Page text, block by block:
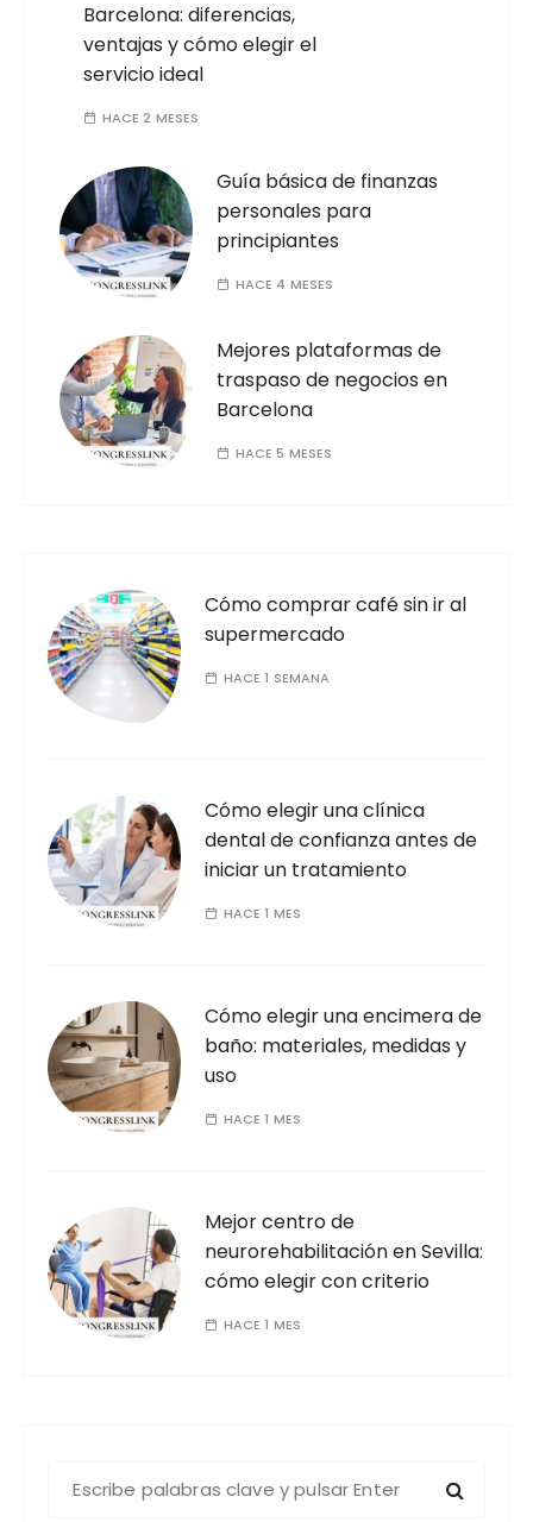
Barcelona: diferencias,
ventajas y cómo elegir el
servicio ideal
HACE 2 MESES
Guía básica de finanzas
personales para
principiantes
HACE 4 MESES
Mejores plataformas de
traspaso de negocios en
Barcelona
HACE 5 MESES
Cómo comprar café sin ir al
supermercado
HACE 1 SEMANA
Cómo elegir una clínica
dental de confianza antes de
iniciar un tratamiento
HACE 1 MES
Cómo elegir una encimera de
baño: materiales, medidas y
uso
HACE 1 MES
Mejor centro de
neurorehabilitación en Sevilla:
cómo elegir con criterio
HACE 1 MES